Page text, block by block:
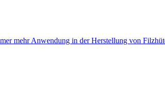
mehr Anwendung in der Herstellung von